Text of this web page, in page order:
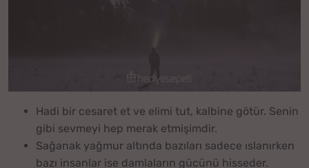
Hadi bir cesaret et ve elimi tut, kalbine götür. Senin
gibi sevmeyi hep merak etmişimdir.
Sağanak yağmur altında bazıları sadece ıslanırken
bazı insanlar ise damlaların gücünü hisseder.